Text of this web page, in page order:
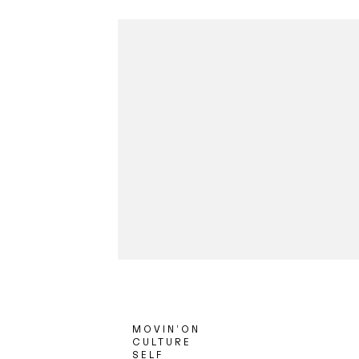
MOVIN’ON
CULTURE
SELF